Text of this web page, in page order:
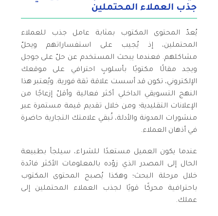
جذب العملاء المحتملين
يُعدّ المحتوى المكتوب بمثابة عامل جذب للعملاء
المحتملين، إذ يُجيب على استفساراتهم ويحلّ
مشاكلهم. فعندما يبحث المستخدم عن حلّ على جوجل
ويجد مقالًا مكتوبًا بأسلوبٍ احترافي على موقعك
الإلكتروني، تكون قد أسست علاقة ثقة فورية. ويُعتبر هذا
النهج التسويقي الداخلي أكثر فعالية وأقلّ إزعاجًا من
الإعلانات التقليدية؛ ومن خلال تقديم قيمة مستمرة عبر
منشورات المدونة والأدلة، تُبقي علامتك التجارية حاضرة
في أذهان العملاء.
عندما يكون العميل مستعدًا للشراء، سيلجأ بطبيعة
الحال إلى المصدر الذي زوّده بالمعلومات الأكثر فائدة
خلال مرحلة البحث؛ وهكذا يُصبح المحتوى المكتوب
باحترافية محركًا قويًا لجذب العملاء المحتملين إلى
عملك.